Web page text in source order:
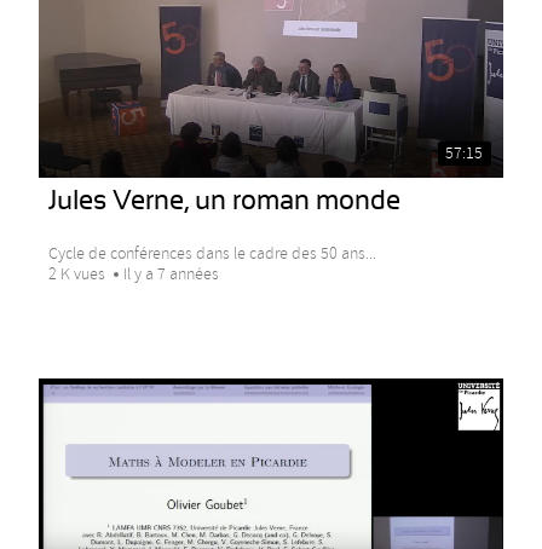
57:15
Jules Verne, un roman monde
Cycle de conférences dans le cadre des 50 ans...
2 K vues
Il y a 7 années